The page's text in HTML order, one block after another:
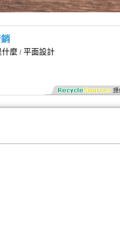
什麼 / 平面設計